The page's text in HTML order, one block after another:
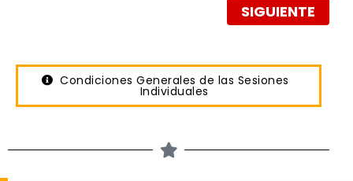
SIGUIENTE
Condiciones Generales de las Sesiones
Individuales